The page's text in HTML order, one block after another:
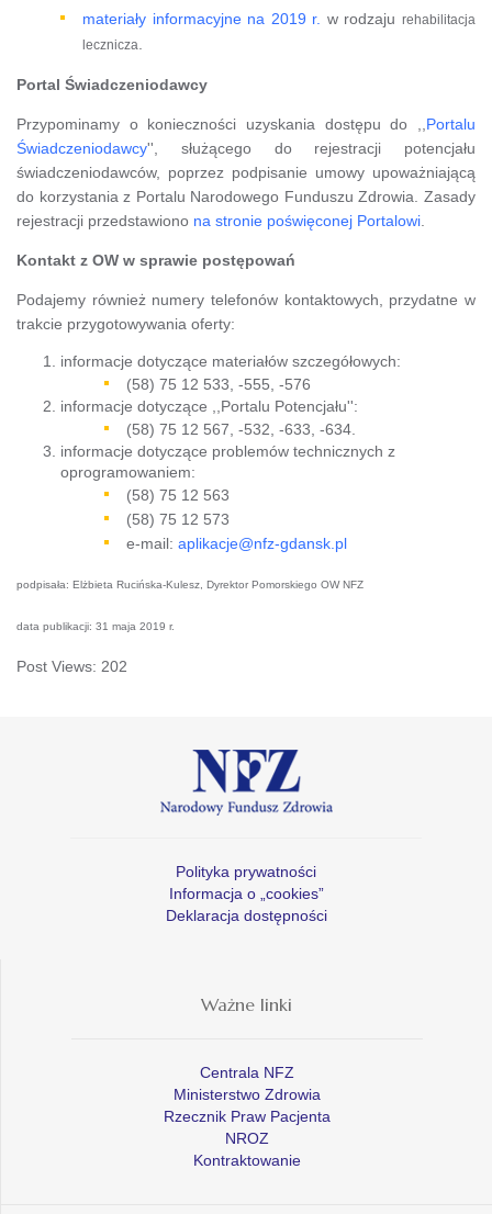
materiały informacyjne na 2019 r. w rodzajurehabilitacja
lecznicza
Portal Świadczeniodawcy
Przypominamy o konieczności uzyskania dostępu do ,, Portalu
Świadczeniodawcy'', służącego do rejestracji potencjału
świadczeniodawców, poprzez podpisanie umowy upoważniającą
do korzystania z Portalu Narodowego Funduszu Zdrowia. Zasady
rejestracji przedstawiono na stronie poświęconej Portalowi
Kontakt z OW w sprawie postępowań
Podajemy również numery telefonów kontaktowych, przydatne w
trakcie przygotowywania oferty:
informacje dotyczące materiałów szczegółowych:
(58) 75 12 533, -555, -576
informacje dotyczące ,,Portalu Potencjału'':
(58) 75 12 567, -532, -633, -634.
informacje dotyczące problemów technicznych z
oprogramowaniem:
(58) 75 12 563
(58) 75 12 573
e-mail: aplikacje@nfz-gdansk.pl
podpisała: Elżbieta Rucińska-Kulesz, Dyrektor Pomorskiego OW NFZ
data publikacji: 31 maja 2019 r.
Post Views: 202
Polityka prywatności
Informacja o „cookies”
Deklaracja dostępności
Ważne linki
Centrala NFZ
Ministerstwo Zdrowia
Rzecznik Praw Pacjenta
NROZ
Kontraktowanie